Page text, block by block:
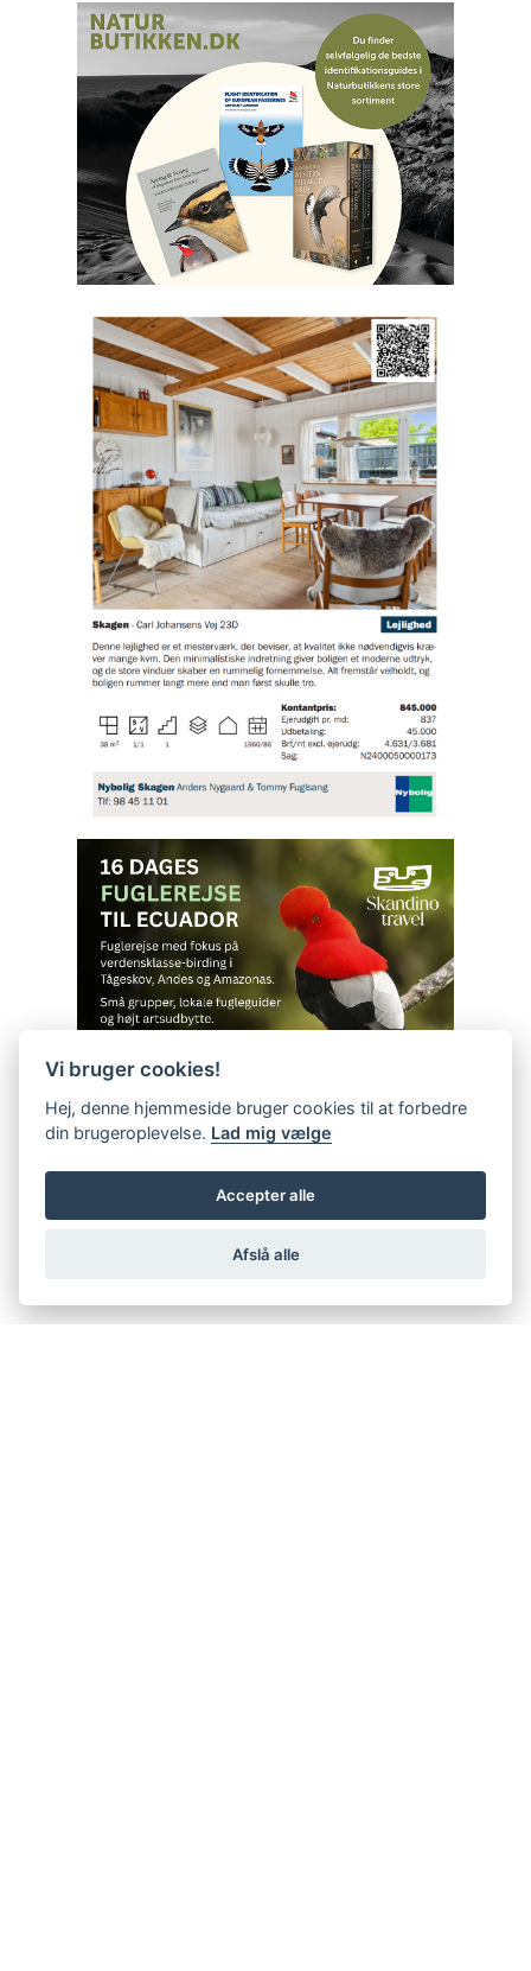
Vi bruger cookies!
Hej, denne hjemmeside bruger cookies til at forbedre
din brugeroplevelse. Lad mig vælge
Accepter alle
Afslå alle